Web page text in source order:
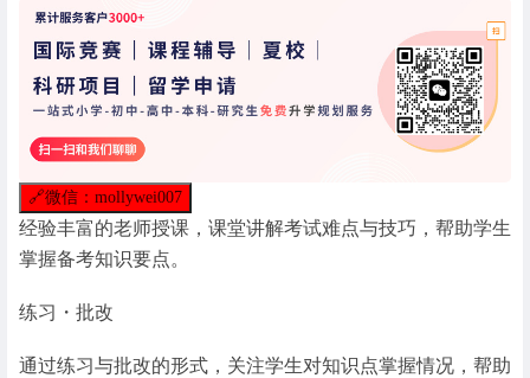
🔗微信：mollywei007
经验丰富的老师授课，课堂讲解考试难点与技巧，帮助学生
掌握备考知识要点。
练习・批改
通过练习与批改的形式，关注学生对知识点掌握情况，帮助